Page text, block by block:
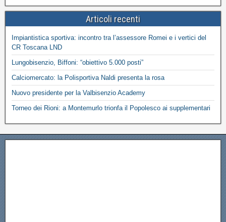
Articoli recenti
Impiantistica sportiva: incontro tra l’assessore Romei e i vertici del
CR Toscana LND
Lungobisenzio, Biffoni: “obiettivo 5.000 posti”
Calciomercato: la Polisportiva Naldi presenta la rosa
Nuovo presidente per la Valbisenzio Academy
Torneo dei Rioni: a Montemurlo trionfa il Popolesco ai supplementari